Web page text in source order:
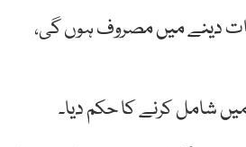
دینے میں مصروف ہوں گی،
شامل کرنے کا حکم دیا۔